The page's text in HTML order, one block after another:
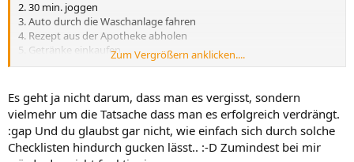
2. 30 min. joggen
3. Auto durch die Waschanlage fahren
4. Rezept aus der Apotheke abholen
5. Getränke einkaufen
6. Elternsprechtag um 19 Uhr
was nicht geschafft wird kommt am nächsten Tag auf Platz 1 in der
Liste. So mache ich das. Bin auch ein Chaot in Sachen
Zeitmanagement :-(
Zum Vergrößern anklicken....
Es geht ja nicht darum, dass man es vergisst, sondern
vielmehr um die Tatsache dass man es erfolgreich verdrängt.
:gap Und du glaubst gar nicht, wie einfach sich durch solche
Checklisten hindurch gucken lässt.. :-D Zumindest bei mir